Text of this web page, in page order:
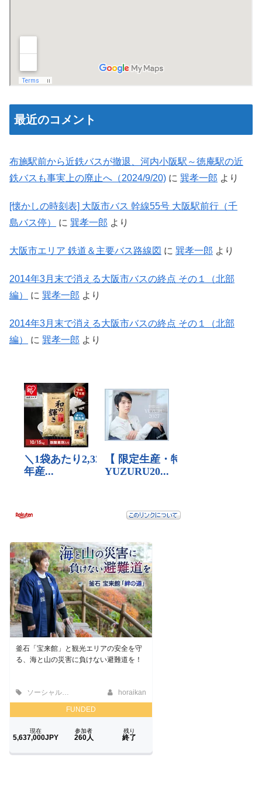
最近のコメント
布施駅前から近鉄バスが撤退、河内小阪駅～徳庵駅の近
鉄バスも事実上の廃止へ（2024/9/20) に 巽孝一郎 より
[懐かしの時刻表] 大阪市バス 幹線55号 大阪駅前行（千
島バス停）
に 巽孝一郎 より
大阪市エリア 鉄道＆主要バス路線図 に 巽孝一郎 より
2014年3月末で消える大阪市バスの終点 その１（北部
編）
に 巽孝一郎 より
2014年3月末で消える大阪市バスの終点 その１（北部
編）
に 巽孝一郎 より